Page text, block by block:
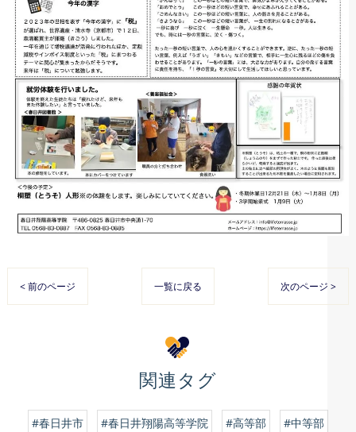
< 前のページ 一覧に戻る 次のページ >
関連タグ
#春日井市 #春日井翔陽高等学院 #高等部 #中等部